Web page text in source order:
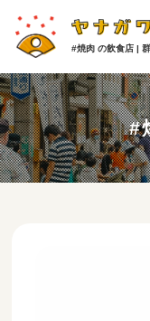
#焼肉 の飲食店 |
#